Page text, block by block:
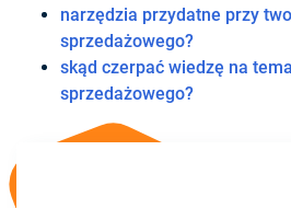
narzędzia przydatne przy
sprzedażowego?
skąd czerpać wiedzę na
sprzedażowego?